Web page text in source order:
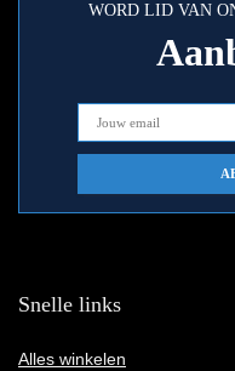
WORD LID VAN
Snelle links
Alles winkelen